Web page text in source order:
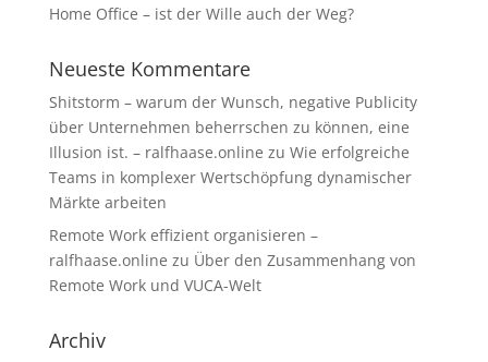
Home Office – ist der Wille auch der Weg?
Neueste Kommentare
Shitstorm – warum der Wunsch, negative Publicity
über Unternehmen beherrschen zu können, eine
Illusion ist. – ralfhaase.online zu Wie erfolgreiche
Teams in komplexer Wertschöpfung dynamischer
Märkte arbeiten
Remote Work effizient organisieren –
ralfhaase.online zu Über den Zusammenhang von
Remote Work und VUCA-Welt
Archiv